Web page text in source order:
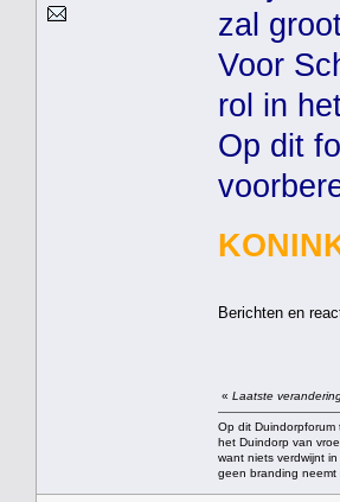
zal
Voor
rol in
Op dit
Berichten en
« Laatste
Op dit Duindorpforum
het Duindorp van
want niets verdwijnt
geen branding neemt